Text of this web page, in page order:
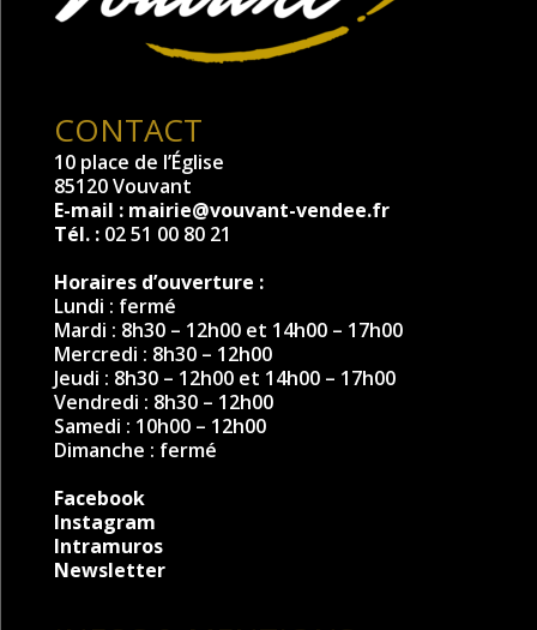
CONTACT
10 place de l’Église
85120 Vouvant
E-mail : mairie@vouvant-vendee.fr
Tél. : 02 51 00 80 21
Horaires d’ouverture :
Lundi : fermé
Mardi : 8h30 – 12h00 et 14h00 – 17h00
Mercredi : 8h30 – 12h00
Jeudi : 8h30 – 12h00 et 14h00 – 17h00
Vendredi : 8h30 – 12h00
Samedi : 10h00 – 12h00
Dimanche : fermé
Facebook
Instagram
Intramuros
Newsletter